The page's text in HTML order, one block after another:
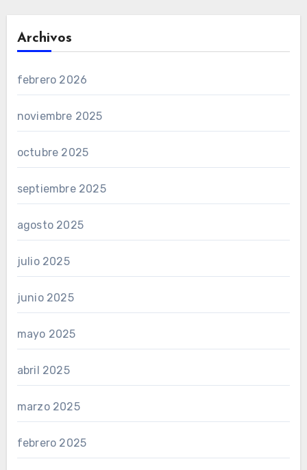
Archivos
febrero 2026
noviembre 2025
octubre 2025
septiembre 2025
agosto 2025
julio 2025
junio 2025
mayo 2025
abril 2025
marzo 2025
febrero 2025